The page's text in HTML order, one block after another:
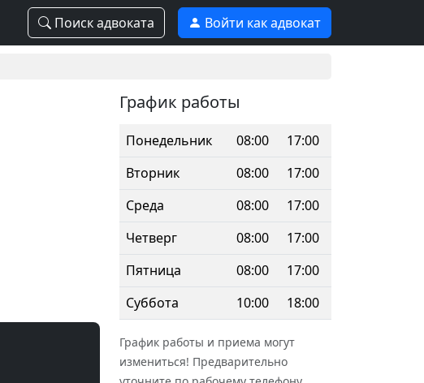
Поиск адвоката Войти как адвокат
График работы
Понедельник 08:00
17:00
Вторник
08:00
17:00
Среда
08:00
17:00
Четверг
08:00
17:00
Пятница
08:00
17:00
Суббота
10:00 18:00
График работы и приема могут
измениться! Предварительно